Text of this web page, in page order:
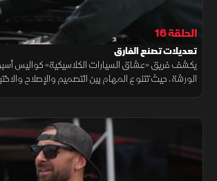
الحلقة 16
تعديلات تصنع الفارق
يكشف فريق «عشاق السيارات الكلاسيكية» كواليس
الورشة، حيث تتنوع المهام بين التصميم والإصلاح